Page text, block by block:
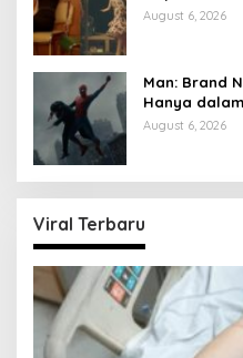
August 6, 2026
Man: Brand
Hanya
August 6, 2026
Viral Terbaru